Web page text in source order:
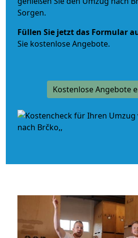
Sorgen.
Füllen Sie jetzt das Formular
Sie kostenlose Angebote.
Kostenlose Angebote